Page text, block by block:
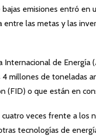
emisiones entró en
las metas y las
de Energía
4 millones de toneladas
(FID) o que están en
veces frente a los
tecnologías de